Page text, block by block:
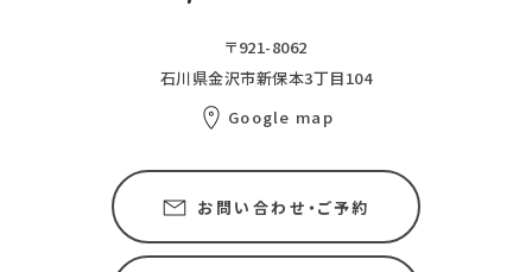
〒921-8062
石川県金沢市新保本3丁目104
Google map
お問い合わせ・ご予約